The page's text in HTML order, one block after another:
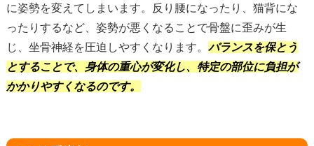
に姿勢を変えてしまいます。反り腰になったり、猫背にな
ったりするなど、姿勢が悪くなることで骨盤に歪みが生
じ、坐骨神経を圧迫しやすくなります。 バランスを保とう
とすることで、身体の重心が変化し、特定の部位に負担が
かかりやすくなるのです。